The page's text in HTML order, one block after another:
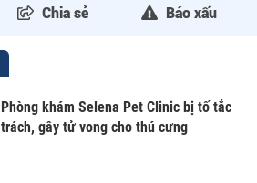
Chia sẻ Báo xấu
Phòng khám Selena Pet Clinic bị tố tắc
trách, gây tử vong cho thú cưng